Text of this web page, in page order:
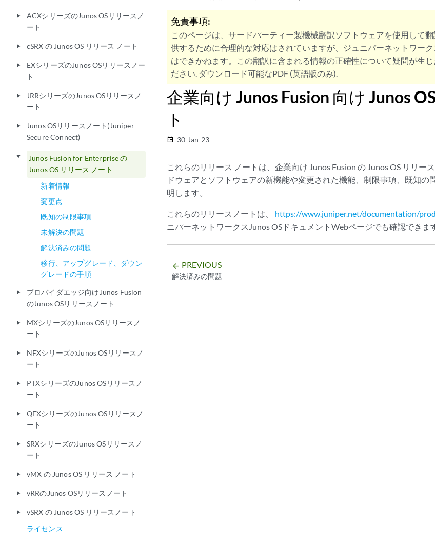
play_arrow
ACXシリーズのJunos OSリリースノ
ート
play_arrow cSRX の Junos OS リリース ノート
play_arrow
EXシリーズのJunos OSリリースノー
ト
play_arrow
JRRシリーズのJunos OSリリースノ
ート
play_arrow
Junos OSリリースノート(Juniper
Secure Connect)
play_arrow
Junos Fusion for Enterprise の
Junos OS リリース ノート
新着情報
変更点
既知の制限事項
未解決の問題
解決済みの問題
移行、アップグレード、ダウン
グレードの手順
play_arrow
プロバイダエッジ向けJunos Fusion
のJunos OSリリースノート
play_arrow
MXシリーズのJunos OSリリースノ
ート
play_arrow
NFXシリーズのJunos OSリリースノ
ート
play_arrow
PTXシリーズのJunos OSリリースノ
ート
play_arrow
QFXシリーズのJunos OSリリースノ
ート
play_arrow
SRXシリーズのJunos OSリリースノ
ート
play_arrow vMX の Junos OS リリース ノート
play_arrow vRRのJunos OSリリースノート
play_arrow
vSRX の Junos OS リリースノート
ライセンス
免責事項:
このページは、サードパーティー製機械翻訳ソフトウェアを使用して
供するために合理的な対応はされていますが、ジュニパーネットワー
はできかねます。この翻訳に含まれる情報の正確性について疑問が生
ださい. ダウンロード可能なPDF (英語版のみ).
企業向け Junos Fusion 向け Junos
ト
date_range 30-Jan-23
これらのリリース ノートは、企業向け Junos Fusion の Junos OS リリー
ドウェアとソフトウェアの新機能や変更された機能、制限事項、既知の
明します。
これらのリリースノートは、 https://www.juniper.net/documentation/
ニパーネットワークスJunos OSドキュメントWebページでも確認できま
arrow_backward PREVIOUS
解決済みの問題